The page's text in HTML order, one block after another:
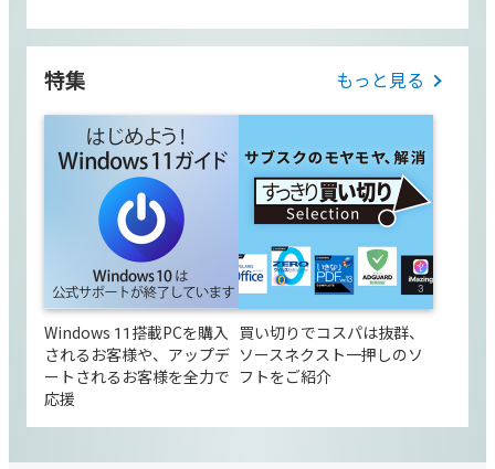
特集 もっと見る
Windows 11搭載PCを購入
されるお客様や、アップデ
ートされるお客様を全力で
応援
買い切りでコスパは抜群、
ソースネクスト一押しのソ
フトをご紹介